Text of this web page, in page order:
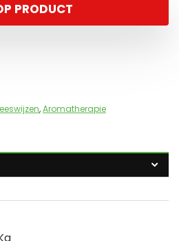
PRODUCT
,Aromatherapie